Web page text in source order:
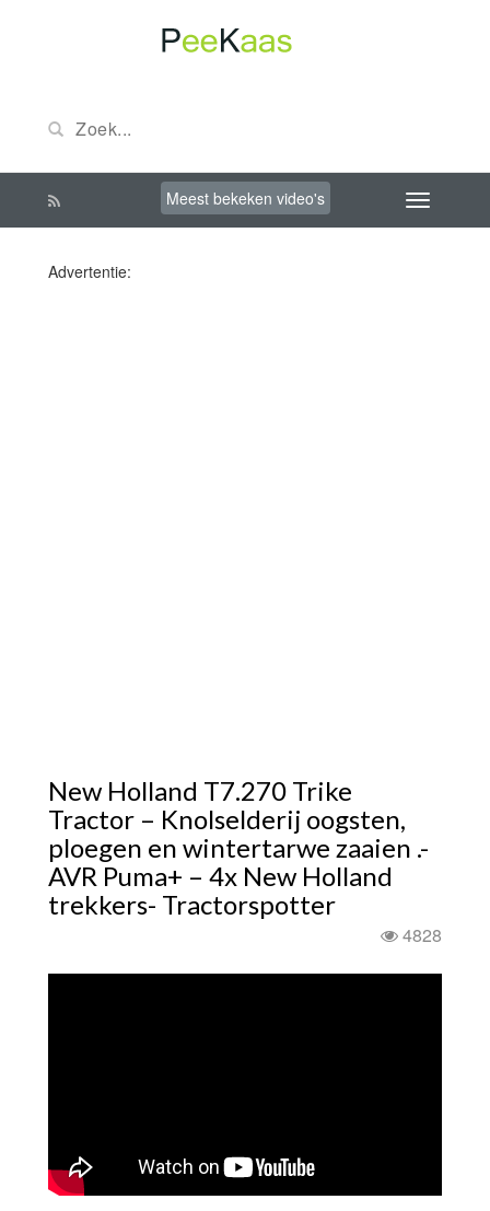
Meest bekeken video's
Advertentie:
New Holland T7.270 Trike
Tractor – Knolselderij oogsten,
ploegen en wintertarwe zaaien .-
AVR Puma+ – 4x New Holland
trekkers- Tractorspotter
4828